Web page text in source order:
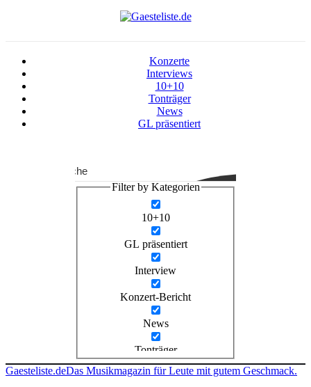
Konzerte
Interviews
10+10
Tonträger
News
GL präsentiert
Suche
Filter by Kategorien
10+10
GL präsentiert
Interview
Konzert-Bericht
News
Tonträger
Gaesteliste.deDas Musikmagazin für Leute mit gutem Geschmack.